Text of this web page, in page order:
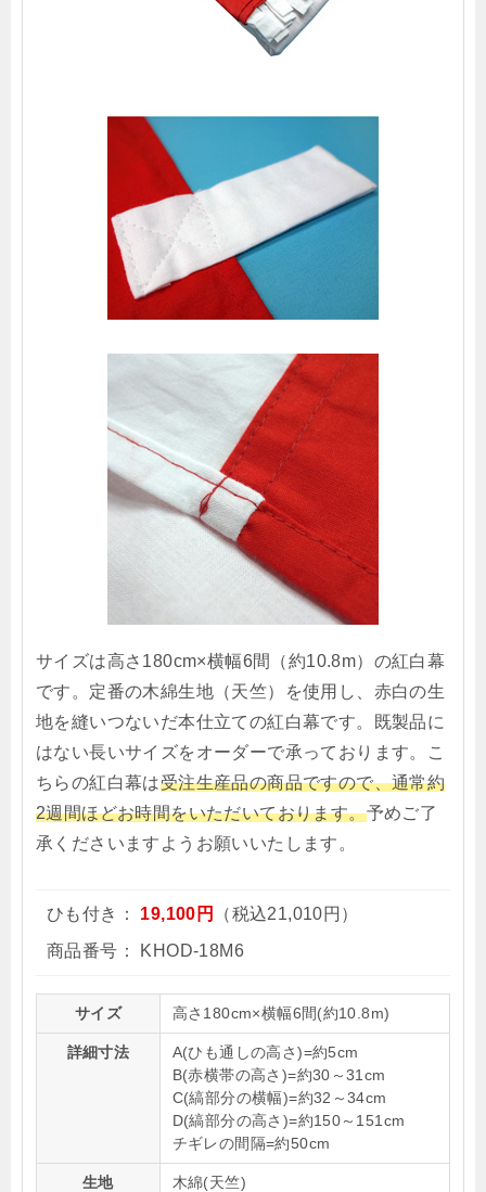
サイズは高さ180cm×横幅6間（約10.8m）の紅白幕
です。定番の木綿生地（天竺）を使用し、赤白の生
地を縫いつないだ本仕立ての紅白幕です。既製品に
はない長いサイズをオーダーで承っております。こ
ちらの紅白幕は受注生産品の商品ですので、通常約
2週間ほどお時間をいただいております。予めご了
承くださいますようお願いいたします。
ひも付き： 19,100円
（税込21,010円）
商品番号：
KHOD-18M6
サイズ 高さ180cm×横幅6間(約10.8m)
詳細寸法
A(ひも通しの高さ)=約5cm
B(赤横帯の高さ)=約30～31cm
C(縞部分の横幅)=約32～34cm
D(縞部分の高さ)=約150～151cm
チギレの間隔=約50cm
生地 木綿(天竺)